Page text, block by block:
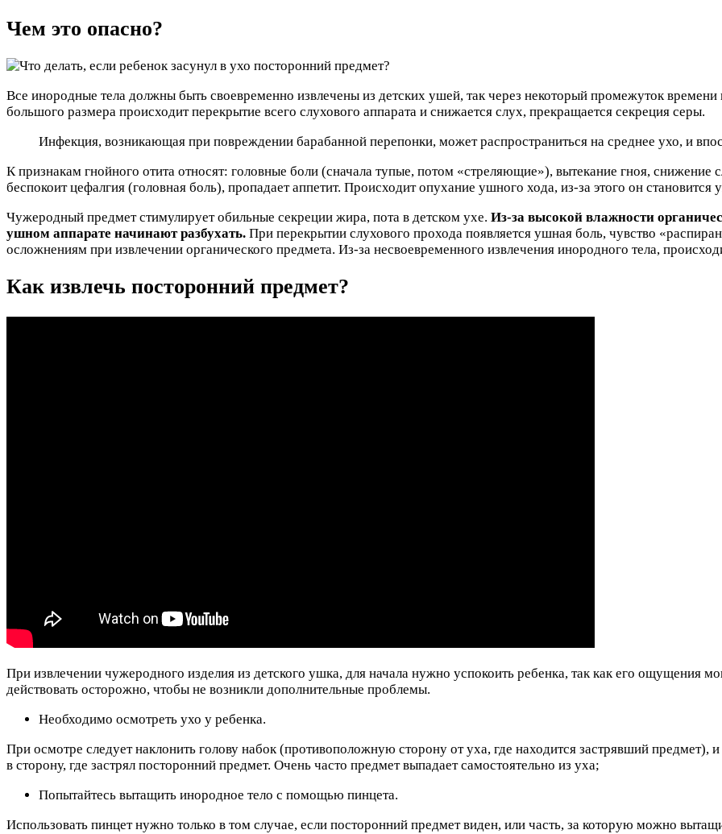
Чем это опасно?
Все инородные тела должны быть своевременно извлечены из детских ушей, так через некоторый промежуток
большого размера происходит перекрытие всего слухового аппарата и снижается слух, прекращается секреция серы.
Инфекция, возникающая при повреждении барабанной перепонки, может распространиться на среднее ухо, и
К признакам гнойного отита относят: головные боли (сначала тупые, потом «стреляющие»), вытекание гноя,
беспокоит цефалгия (головная боль), пропадает аппетит. Происходит опухание ушного хода, из-за этого он
Чужеродный предмет стимулирует обильные секреции жира, пота в детском ухе. Из-за высокой влажности
ушном аппарате начинают разбухать. При перекрытии слухового прохода появляется ушная боль, чувство
осложнениям при извлечении органического предмета. Из-за несвоевременного извлечения инородного тела,
Как извлечь посторонний предмет?
При извлечении чужеродного изделия из детского ушка, для начала нужно успокоить ребенка, так как его ощущения
действовать осторожно, чтобы не возникли дополнительные проблемы.
Необходимо осмотреть ухо у ребенка.
При осмотре следует наклонить голову набок (противоположную сторону от уха, где находится застрявший предмет),
в сторону, где застрял посторонний предмет. Очень часто предмет выпадает самостоятельно из уха;
Попытайтесь вытащить инородное тело с помощью пинцета.
Использовать пинцет нужно только в том случае, если посторонний предмет виден, или часть, за которую можно